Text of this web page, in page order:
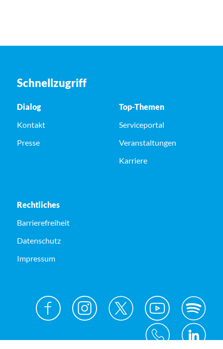
Schnellzugriff
Dialog
Kontakt
Presse
Top-Themen
Serviceportal
Veranstaltungen
Karriere
Rechtliches
Barrierefreiheit
Datenschutz
Impressum